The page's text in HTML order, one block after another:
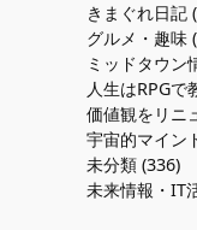
きまぐれ日記
グルメ・趣味
ミッドタウン
人生はRPGで
価値観をリニ
宇宙的マイン
未分類(336)
未来情報・IT